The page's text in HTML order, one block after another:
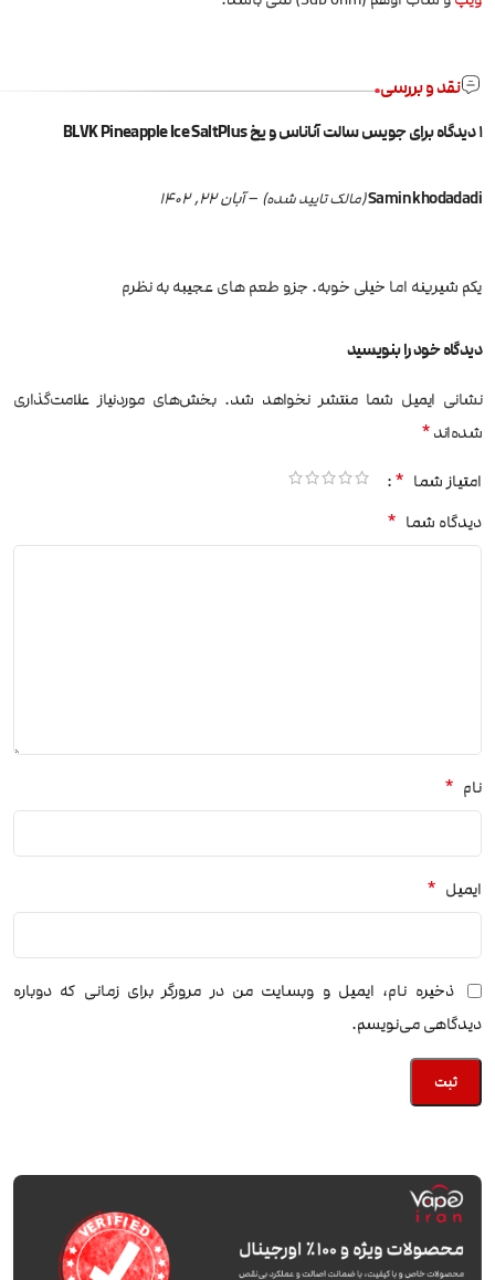
نقد و بررسی
1 دیدگاه برای جویس سالت آناناس و یخ BLVK Pineapple Ice SaltPlus
Samin khodadadi(مالک تایید شده) –آبان 22, 1402
یکم شیرینه اما خیلی خوبه. جزو طعم های عجیبه به نظرم
دیدگاه خود را بنویسید
نشانی ایمیل شما منتشر نخواهد شد. بخش‌های موردنیاز علامت‌گذاری
شده‌اند*
امتیاز شما *
دیدگاه شما *
نام *
ایمیل *
ذخیره نام، ایمیل و وبسایت من در مرورگر برای زمانی که دوباره
دیدگاهی می‌نویسم.